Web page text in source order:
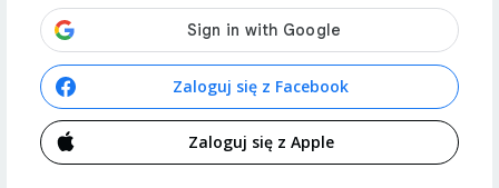
Zaloguj się z Facebook
Zaloguj się z Apple